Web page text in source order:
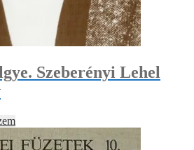
Szeberényi Lehel